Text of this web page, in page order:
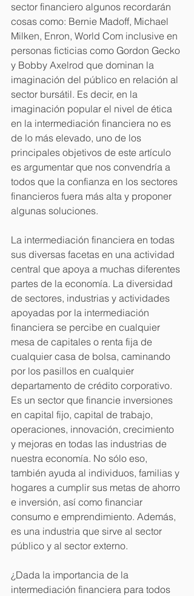
sector financiero algunos recordarán
cosas como: Bernie Madoff, Michael
Milken, Enron, World Com inclusive en
personas ficticias como Gordon Gecko
y Bobby Axelrod que dominan la
imaginación del público en relación al
sector bursátil. Es decir, en la
imaginación popular el nivel de ética
en la intermediación financiera no es
de lo más elevado, uno de los
principales objetivos de este artículo
es argumentar que nos convendría a
todos que la confianza en los sectores
financieros fuera más alta y proponer
algunas soluciones.
La intermediación financiera en todas
sus diversas facetas en una actividad
central que apoya a muchas diferentes
partes de la economía. La diversidad
de sectores, industrias y actividades
apoyadas por la intermediación
financiera se percibe en cualquier
mesa de capitales o renta fija de
cualquier casa de bolsa, caminando
por los pasillos en cualquier
departamento de crédito corporativo.
Es un sector que financie inversiones
en capital fijo, capital de trabajo,
operaciones, innovación, crecimiento
y mejoras en todas las industrias de
nuestra economía. No sólo eso,
también ayuda al individuos, familias y
hogares a cumplir sus metas de ahorro
e inversión, así como financiar
consumo e emprendimiento. Además,
es una industria que sirve al sector
público y al sector externo.
¿Dada la importancia de la
intermediación financiera para todos